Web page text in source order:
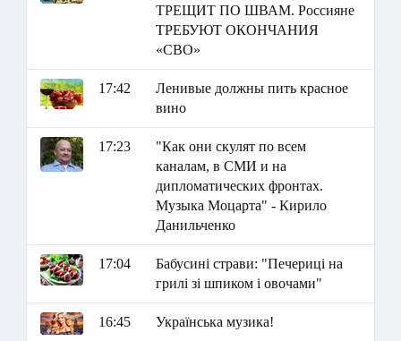
ТРЕЩИТ ПО ШВАМ. Россияне
ТРЕБУЮТ ОКОНЧАНИЯ
«СВО»
17:42
Ленивые должны пить красное
вино
17:23
"Как они скулят по всем
каналам, в СМИ и на
дипломатических фронтах.
Музыка Моцарта" - Кирило
Данильченко
17:04
Бабусині страви: "Печериці на
грилі зі шпиком і овочами"
16:45 Українська музика!